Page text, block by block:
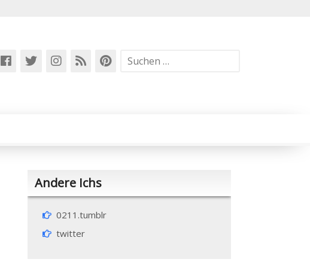
Suchen
Andere Ichs
0211.tumblr
twitter